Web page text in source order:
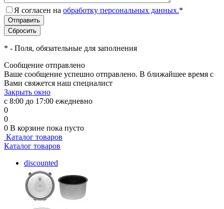
Я согласен на обработку персональных данных.*
* - Поля, обязательные для заполнения
Сообщение отправлено
Ваше сообщение успешно отправлено. В ближайшее время с
Вами свяжется наш специалист
Закрыть окно
с 8:00 до 17:00 ежедневно
0
0
0 В корзине пока пусто
Каталог товаров
Каталог товаров
discounted